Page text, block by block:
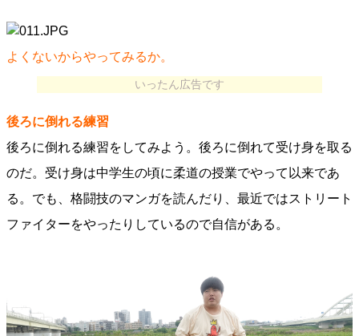
よくないからやってみるか。
いったん広告です
後ろに倒れる練習
後ろに倒れる練習をしてみよう。後ろに倒れて受け身を取る
のだ。受け身は中学生の頃に柔道の授業でやって以来であ
る。でも、格闘技のマンガを読んだり、最近ではストリート
ファイターをやったりしているので自信がある。